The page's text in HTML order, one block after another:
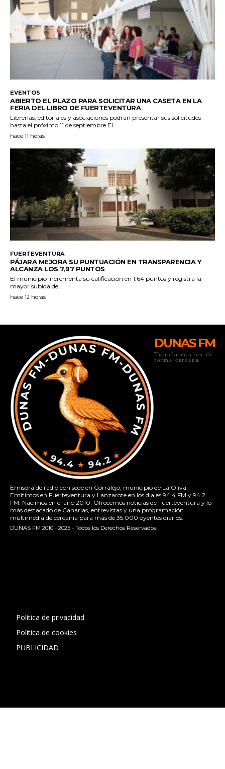
DUNAS FM
Tu informacion de
forma cercana
Emisora de radio con sede en Corralejo, municipio de La Oliva.
Emitimos en Fuerteventura y Lanzarote en los diales 94.4 FM y 94.2
FM. Nacimos en el año 2010. Ofrecemos noticias de Fuerteventura y lo
más destacado de Canarias, entrevistas y una programación
multimedia de cercanía para más de 35.000 oyentes diarios.
DUNAS FM 2010 - 2025 - Todos los Derechos Reservados.
Política de privacidad
Politica de cookies
PUBLICIDAD